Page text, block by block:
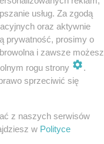
usług. Za zgodą
oraz aktywnie
prywatność, prosimy o
i zawsze możesz
rogu strony
.
sprzeciwić się
z naszych serwisów
w Polityce